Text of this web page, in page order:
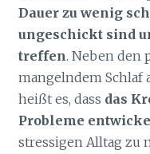
Dauer zu wenig
ungeschickt sind
treffen. Neben den
mangelndem Schlaf
heißt es, dass das
Probleme
stressigen Alltag zu